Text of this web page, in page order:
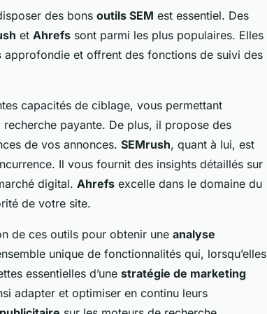
des bons outils SEM est essentiel. Des
et Ahrefs sont parmi les plus populaires. Elles
approfondie et offrent des fonctions de suivi des
capacités de ciblage, vous permettant
payante. De plus, il propose des
de vos annonces. SEMrush, quant à lui, est
Il vous fournit des insights détaillés sur
digital. Ahrefs excelle dans le domaine du
de votre site.
de ces outils pour obtenir une analyse
unique de fonctionnalités qui, lorsqu’elles
essentielles d’une stratégie de marketing
adapter et optimiser en continu leurs